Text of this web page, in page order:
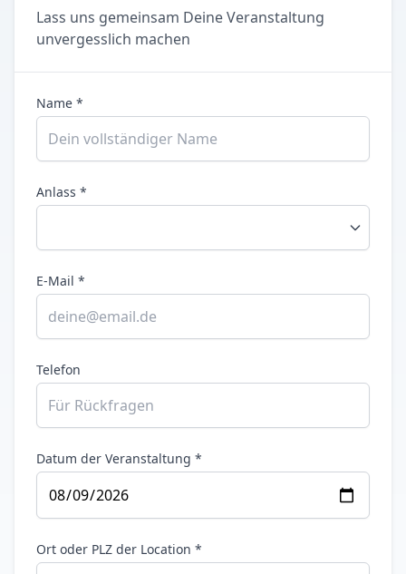
Lass uns gemeinsam Deine Veranstaltung
unvergesslich machen
Name *
Anlass *
E-Mail *
Telefon
Datum der Veranstaltung *
Ort oder PLZ der Location *